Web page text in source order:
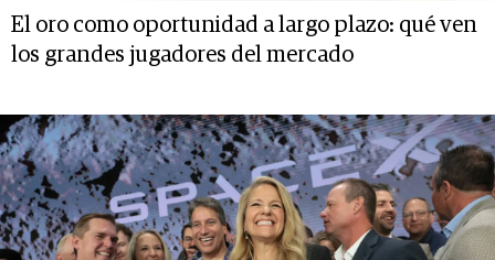
El oro como oportunidad a largo plazo: qué ven
los grandes jugadores del mercado